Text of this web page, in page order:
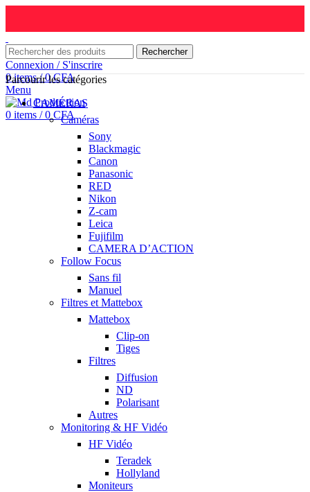
Rechercher
Connexion / S'inscrire
0items / 0CFA
Menu
0 items / 0 CFA
Parcourir les catégories
CAMÉRAS
Caméras
Sony
Blackmagic
Canon
Panasonic
RED
Nikon
Z-cam
Leica
Fujifilm
CAMERA D’ACTION
Follow Focus
Sans fil
Manuel
Filtres et Mattebox
Mattebox
Clip-on
Tiges
Filtres
Diffusion
ND
Polarisant
Autres
Monitoring & HF Vidéo
HF Vidéo
Teradek
Hollyland
Moniteurs